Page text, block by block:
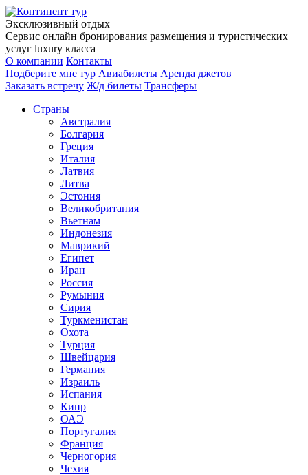
Эксклюзивный отдых
Сервис онлайн бронирования размещения и туристических
услуг luxury класса
О компании Контакты
Подберите мне тур Авиабилеты Аренда джетов
Заказать встречу Ж/д билеты Трансферы
Страны
Австралия
Болгария
Греция
Италия
Латвия
Литва
Эстония
Великобритания
Вьетнам
Индонезия
Маврикий
Египет
Иран
Россия
Румыния
Сирия
Туркменистан
Охота
Турция
Швейцария
Германия
Израиль
Испания
Кипр
ОАЭ
Португалия
Франция
Черногория
Чехия